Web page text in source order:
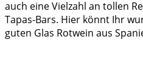
auch eine Vielzahl an tollen
Tapas-Bars. Hier könnt Ihr
guten Glas Rotwein aus